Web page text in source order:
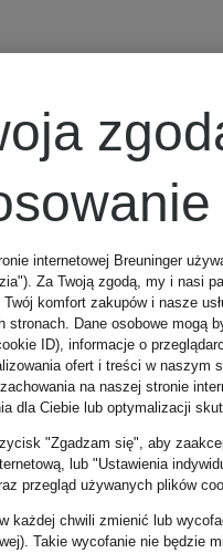
1
1
internetowej Breuninger
Za Twoją zgodą, my i nasi
Twój komfort zakupów i nasze
stronach. Dane osobowe mogą
ID), informacje o
ofert i treści w naszym
na naszej stronie
dla Ciebie lub optymalizacji
"Zgadzam się", aby
lub "Ustawienia
przegląd używanych plików
każdej chwili zmienić lub
Takie wycofanie nie będzie